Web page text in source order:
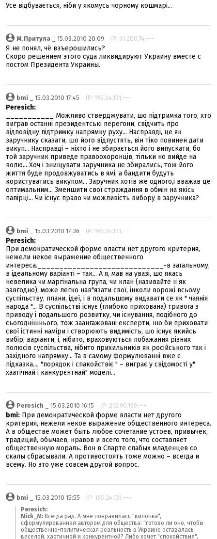
Усе відбувається, ніби у якомусь чорному кошмарі...
М.Притула _ 15.03.2010 20:09 IP: 91.200.74.---
Я не понял, чё взъерошились?
Скоро решением этого суда ликвидируют Украину вместе с
постом Президента Украины.
bmi _ 15.03.2010 17:45 IP: 195.24.131.---
Peresich:
___________ Можливо стверджувати, шо підтримка того, хто
виграв останні президентські перегони, свідчить про
відповідну підтримку напрямку руху... Насправді, це як
заручнику сказати, шо його відпустять, він тіко повинен дати
викуп... Насправді – ніхто і не збирається його випускати, бо
той заручник приведе правоохоронців, тільки но вийде на
волю... Хоч і знищувати заручника не збирались, тож його
життя буде продовжуватись в ямі, а бандити будуть
користуватись викупом... Заручник хотів же одного,і вважав це
оптимальним... Зменшити свої страждання в обмін на якісь
папірці... Чи існує право чи можливість вибору в заручника?
bmi _ 15.03.2010 17:36 IP: 195.24.131.---
Peresich:
При демократической форме власти нет другого критерия,
нежели некое выражение общественного
интереса._____________________________-в загальному,
в ідеальному варіанті – так... А я, мав на увазі, шо якась
невелика чи маргінальна група, чи клан (називайте її як
завгодно), може легко нав"язати свої, інколи ворожі всьому
суспільству, плани, ідеї, і в подальшому видавати се як " чаянія
народа "... В суспільстві існує (глибоко прихована) тривога з
приводу і подальшого розвитку, чи існування, подібного до
сьогоднішнього, тож заангажовані експерти, шо би приховати
свої істинні наміри і створюють видимість, шо існує якийсь
вибір, варіанти, і, нібито, враховуються побажання різних
полюсів суспільства, нібито прихильників як російського так і
західного напрямку... Та в самому формулюванні вже є
підказка..., "порядок і спакойствіє " – виграє у свідомості у"
хаатічнай і канкурєнтнай" моделі...
Peresich _ 15.03.2010 16:15 IP: 212.90.169.---
bmi: При демократической форме власти нет другого
критерия, нежели некое выражение общественного интереса.
А в обществе может быть любое сочетание устоев, привычек,
традиций, обычаев, нравов и всего того, что составляет
общественную мораль. Вон в Спарте слабых младенцев со
скалы сбрасывали. А противостоять тоже можно – всегда и
всему. Но это уже совсем другой вопрос.
bmi _ 15.03.2010 15:55 IP: 195.24.131.---
Peresich:
Nick_M: Всегда рад. А мне понравилась "вилочка",
сформулированная автором для общества: "готово ли оно, чтобы
общественно-политическая реальность в Украине оставалась
веселой, хаотичной и конкурентной? Либо хочет "спокойствия",